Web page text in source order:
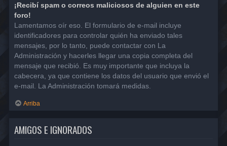
¡Recibí spam o correos maliciosos de alguien en este
foro!
Lamentamos oír eso. El formulario de e-mail incluye
identificadores para controlar quién ha enviado tales
mensajes, por lo tanto, puede contactar con La
Administración y hacerles llegar una copia completa del
mensaje que recibió. Es muy importante que incluya la
cabecera, ya que contiene los datos del usuario que envió el
e-mail. La Administración tomará medidas.
Arriba
AMIGOS E IGNORADOS